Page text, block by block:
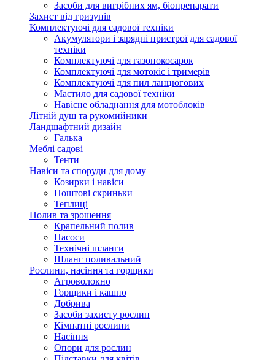
Засоби для вигрібних ям, біопрепарати
Захист від гризунів
Комплектуючі для садової техніки
Акумулятори і зарядні пристрої для садової
техніки
Комплектуючі для газонокосарок
Комплектуючі для мотокіс і тримерів
Комплектуючі для пил ланцюгових
Мастило для садової техніки
Навісне обладнання для мотоблоків
Літній душ та рукомийники
Ландшафтний дизайн
Галька
Меблі садові
Тенти
Навіси та споруди для дому
Козирки і навіси
Поштові скриньки
Теплиці
Полив та зрошення
Крапельний полив
Насоси
Технічні шланги
Шланг поливальний
Рослини, насіння та горщики
Агроволокно
Горщики і кашпо
Добрива
Засоби захисту рослин
Кімнатні рослини
Насіння
Опори для рослин